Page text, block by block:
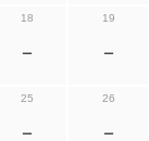
18
ー
19
ー
25
ー
26
ー